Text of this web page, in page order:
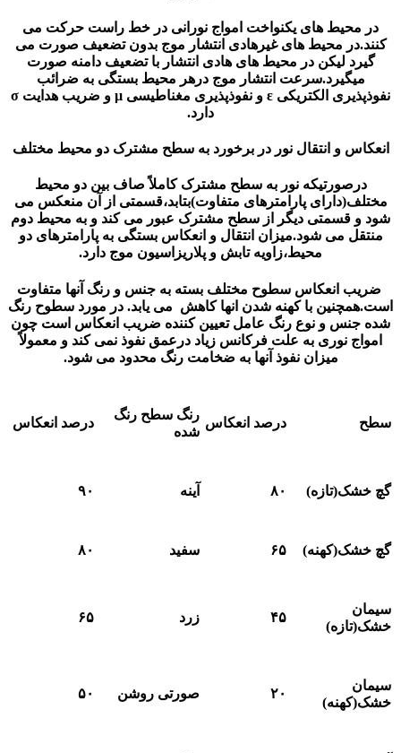
های یکنواخت امواج نورانی در خط راست حرکت می
محیط های غیرهادی انتشار موج بدون تضعیف صورت می
لیکن در محیط های هادی انتشار با تضعیف دامنه صورت
انتشار موج درهر محیط بستگی به ضرائب
نفوذپذیری الکتریکی ε و نفوذپذیری مغناطیسی µ و ضریب هدایت σ
و انتقال نور در برخورد به سطح مشترک دو محیط مختلف
نور به سطح مشترک کاملاً صاف بین دو محیط
پارامترهای متفاوت)بتابد،قسمتی از آن منعکس می
قسمتی دیگر از سطح مشترک عبور می کند و به محیط دوم
می شود.میزان انتقال و انعکاس بستگی به پارامترهای دو
محیط،زاویه تابش و پلاریزاسیون موج دارد.
انعکاس سطوح مختلف بسته به جنس و رنگ آنها متفاوت
با کهنه شدن انها کاهش می یابد. در مورد سطوح رنگ
و نوع رنگ عامل تعیین کننده ضریب انعکاس است چون
نوری به علت فرکانس زیاد درعمق نفوذ نمی کند و معمولاً
میزان نفوذ آنها به ضخامت رنگ محدود می شود.
درصد انعکاس
رنگ سطح رنگ
شده
درصد انعکاس
۸۰
۶۵
صورتی روشن ۵۰